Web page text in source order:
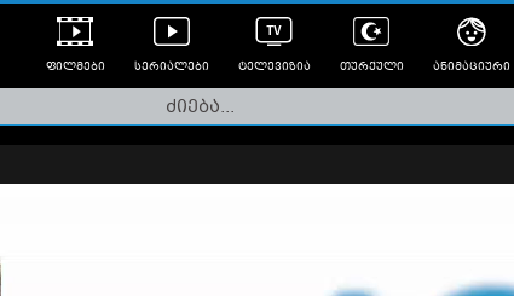
ფილმები სერიალები ტელევიზია თურქული ანიმაციური